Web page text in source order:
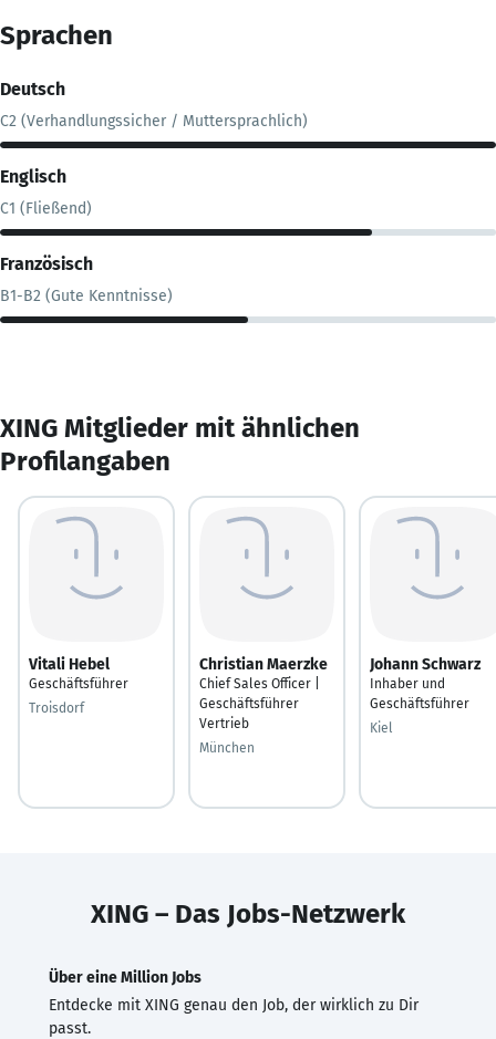
Sprachen
Deutsch
C2 (Verhandlungssicher / Muttersprachlich)
Englisch
C1 (Fließend)
Französisch
B1-B2 (Gute Kenntnisse)
XING Mitglieder mit ähnlichen
Profilangaben
Vitali Hebel
Geschäftsführer
Troisdorf
Christian Maerzke
Chief Sales Officer |
Geschäftsführer
Vertrieb
München
Johann Schwarz
Inhaber und
Geschäftsführer
Kiel
XING – Das Jobs-Netzwerk
Über eine Million Jobs
Entdecke mit XING genau den Job, der wirklich zu Dir
passt.